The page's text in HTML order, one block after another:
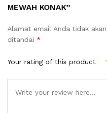
MEWAH KONAK”
Alamat email Anda tidak
ditandai *
Your rating of this product